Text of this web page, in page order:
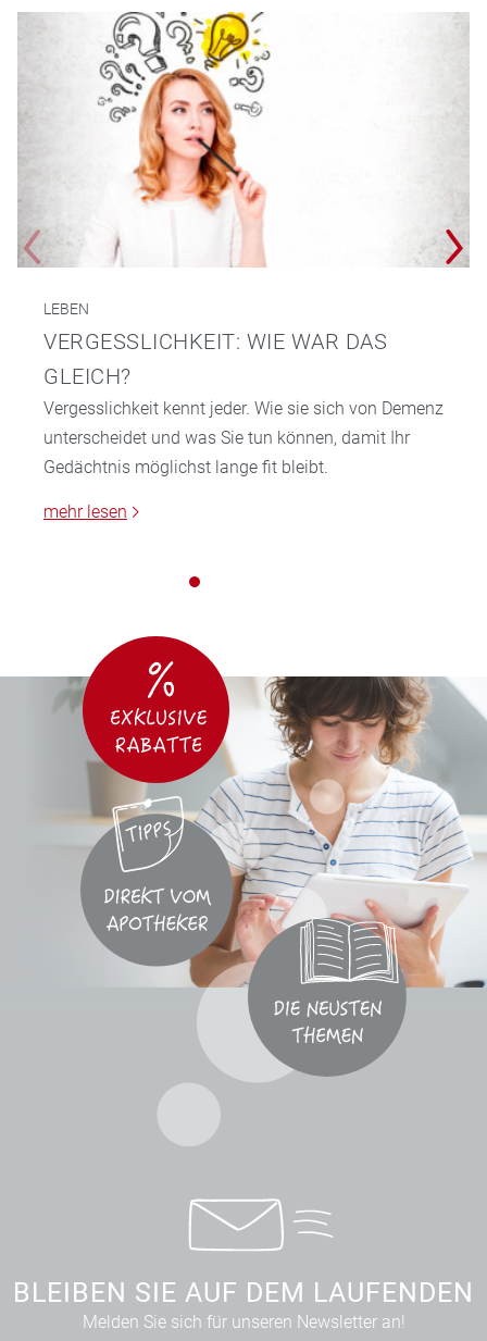
LEBEN
VERGESSLICHKEIT: WIE WAR DAS
GLEICH?
Vergesslichkeit kennt jeder. Wie sie sich von Demenz
unterscheidet und was Sie tun können, damit Ihr
Gedächtnis möglichst lange fit bleibt.
mehr lesen
BLEIBEN SIE AUF DEM LAUFENDEN
Melden Sie sich für unseren Newsletter an!